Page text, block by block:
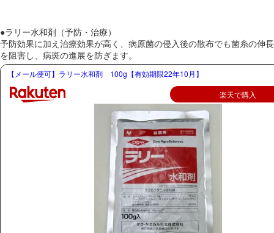
●ラリー水和剤（予防・治療）
予防効果に加え治療効果が高く、病原菌の侵入後の散布でも菌糸の伸長
を阻害し、病斑の進展を防ぎます。
【メール便可】ラリー水和剤 100g【有効期限22年10月】
楽天で購入